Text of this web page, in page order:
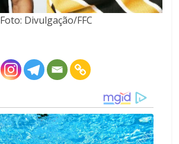
Foto: Divulgação/FFC